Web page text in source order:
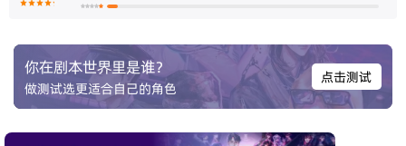

你在剧本世界里是谁？
做测试选更适合自己的角色
点击测试